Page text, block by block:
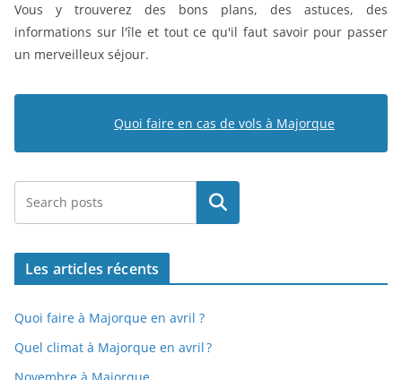
Vous y trouverez des bons plans, des astuces, des
informations sur l'île et tout ce qu'il faut savoir pour passer
un merveilleux séjour.
Quoi faire en cas de vols à Majorque
Rechercher
Les articles récents
Quoi faire à Majorque en avril ?
Quel climat à Majorque en avril ?